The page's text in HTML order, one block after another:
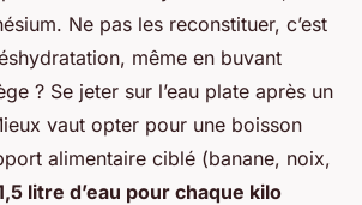
Ne pas les reconstituer, c’est
même en buvant
? Se jeter sur l’eau plate après un
vaut opter pour une boisson
alimentaire ciblé (banane, noix,
litre d’eau pour chaque kilo